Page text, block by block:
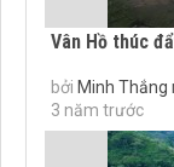
Vân Hồ thúc
bởi Minh
3 năm trước